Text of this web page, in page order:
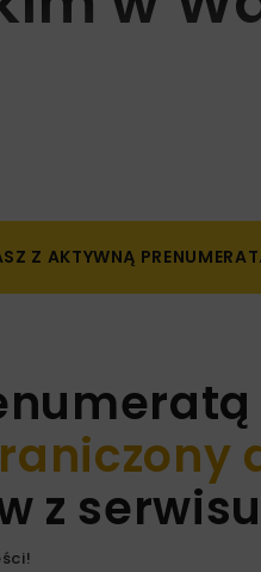
Z AKTYWNĄ
z